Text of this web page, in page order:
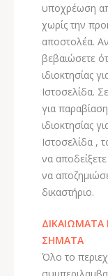
υποχρέωση
χωρίς την
αποστολέα.
βεβαιώσετε
ιδιοκτησίας
Ιστοσελίδα.
για
ιδιοκτησίας
Ιστοσελίδα ,
να
να
δικαστήριο.
ΔΙΚΑΙΩΜΑΤΑ
ΣΗΜΑΤΑ
Όλο το